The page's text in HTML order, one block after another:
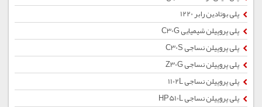
پلی بوتادین رابر 1220
پلی پروپیلن شیمیایی C30G
پلی پروپیلن نساجی C30S
پلی پروپیلن نساجی Z30G
پلی پروپیلن نساجی 1102L
پلی پروپیلن نساجی HP510L